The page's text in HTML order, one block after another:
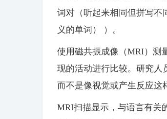
词对（听起来相同但拼写不
义的单词） ）。
使用磁共振成像（MRI）测
现的活动进行比较。研究人
而不是像视觉或产生反应这
MRI扫描显示，与语言有关